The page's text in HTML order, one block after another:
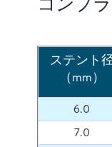
ステント
（mm）
6.0
7.0